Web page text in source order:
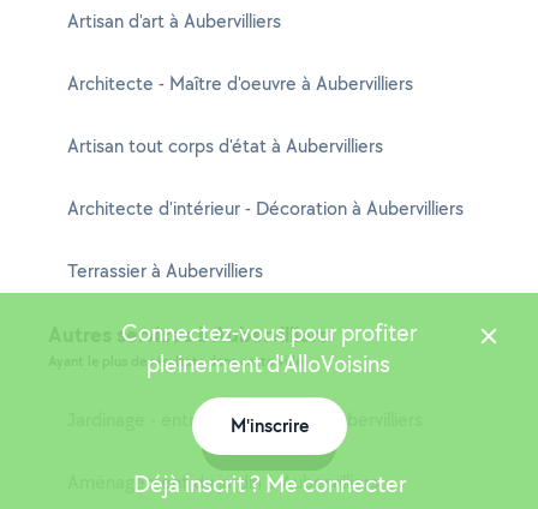
Artisan d'art à Aubervilliers
Architecte - Maître d'oeuvre à Aubervilliers
Artisan tout corps d'état à Aubervilliers
Architecte d'intérieur - Décoration à Aubervilliers
Terrassier à Aubervilliers
Autres services à Aubervilliers
Ayant le plus de résultats dans cette ville
Jardinage - entretien potager à Aubervilliers
Aménagement du jardin à Aubervilliers
Connectez-vous pour profiter
pleinement d'AlloVoisins
M'inscrire
Déjà inscrit ? Me connecter